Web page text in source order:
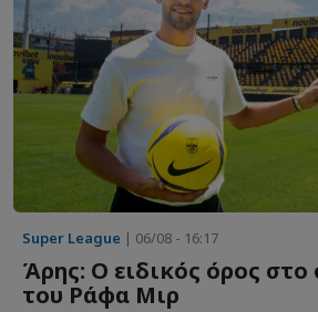
Super League | 06/08 - 16:17
Άρης: Ο ειδικός όρος στο
του Ράφα Μιρ